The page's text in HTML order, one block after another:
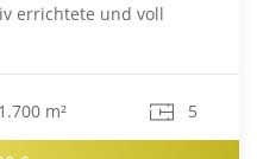
errichtete und voll
1.700 m² 5